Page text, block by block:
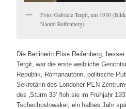
Foto: Gabriele Tergit, um 1930
Naomi Reifenberg)
Die Berlinerin Elise Reifenberg,
Tergit, war die erste weibliche
Republik, Romanautorin, politische
Sekretärin des Londoner PEN-
des ‚Sturm 33‘ floh sie im Frühjahr
Tschechoslowakei, ein halbes Jahr